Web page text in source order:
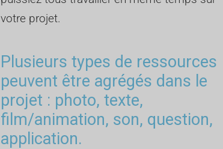
votre projet.
Plusieurs types de ressources
peuvent être agrégés dans le
projet : photo, texte,
film/animation, son, question,
application.